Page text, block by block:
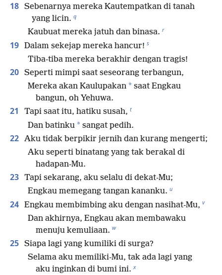
18 Sebenarnya mereka Kautempatkan di tanah
yang licin. q
Kaubuat mereka jatuh dan binasa. r
19 Dalam sekejap mereka hancur! s
Tiba-tiba mereka berakhir dengan tragis!
20 Seperti mimpi saat seseorang terbangun,
Mereka akan Kaulupakan * saat Engkau
bangun, oh Yehuwa.
21 Tapi saat itu, hatiku susah, t
Dan batinku * sangat pedih.
22 Aku tidak berpikir jernih dan kurang mengerti;
Aku seperti binatang yang tak berakal di
hadapan-Mu.
23 Tapi sekarang, aku selalu di dekat-Mu;
Engkau memegang tangan kananku. u
24 Engkau membimbing aku dengan nasihat-Mu, v
Dan akhirnya, Engkau akan membawaku
menuju kemuliaan. w
25 Siapa lagi yang kumiliki di surga?
Selama aku memiliki-Mu, tak ada lagi yang
aku inginkan di bumi ini. x